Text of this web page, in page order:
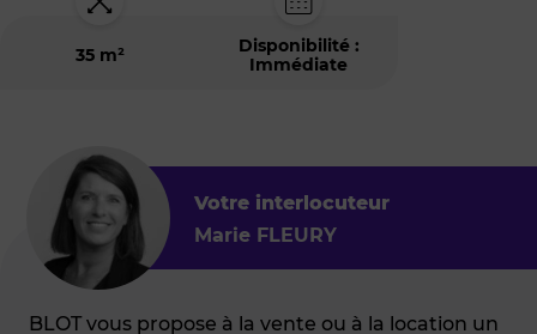
35 m²
Disponibilité :
Immédiate
Votre interlocuteur
Marie FLEURY
BLOT vous propose à la vente ou à la location un